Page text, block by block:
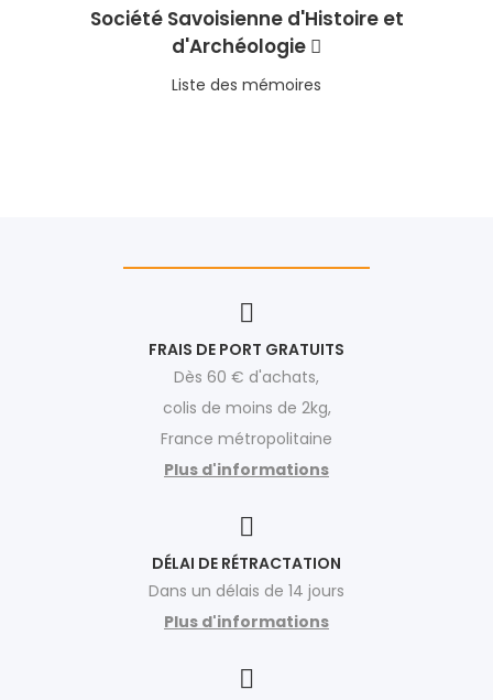
Société Savoisienne d'Histoire et
d'Archéologie
Liste des mémoires
FRAIS DE PORT GRATUITS
Dès 60 € d'achats,
colis de moins de 2kg,
France métropolitaine
Plus d'informations
DÉLAI DE RÉTRACTATION
Dans un délais de 14 jours
Plus d'informations